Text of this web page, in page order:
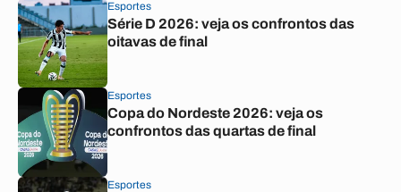
Esportes
Série D 2026: veja os confrontos das
oitavas de final
Esportes
Copa do Nordeste 2026: veja os
confrontos das quartas de final
Esportes